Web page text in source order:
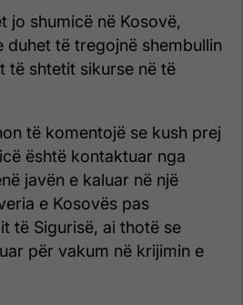
jo shumicë në Kosovë,
duhet të tregojnë shembullin
të shtetit sikurse në të
të komentojë se kush prej
është kontaktuar nga
javën e kaluar në një
e Kosovës pas
të Sigurisë, ai thotë se
për vakum në krijimin e